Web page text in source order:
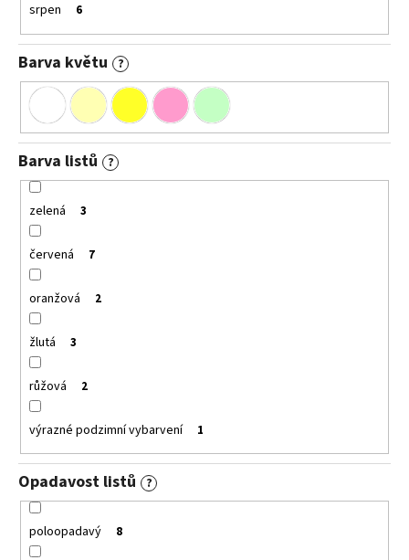
srpen 6
Barva květu ?
Barva listů ?
zelená 3
červená 7
oranžová 2
žlutá 3
růžová 2
výrazné podzimní vybarvení 1
Opadavost listů ?
poloopadavý 8